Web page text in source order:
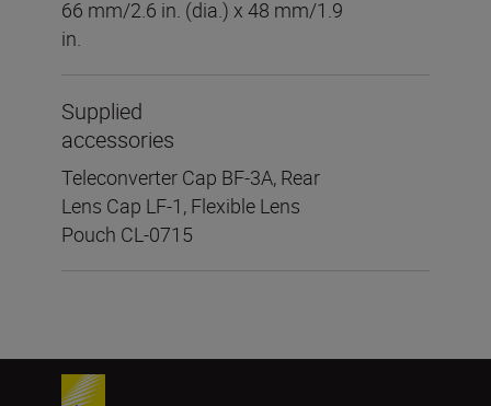
66 mm/2.6 in. (dia.) x 48 mm/1.9
in.
Supplied
accessories
Teleconverter Cap BF-3A, Rear
Lens Cap LF-1, Flexible Lens
Pouch CL-0715